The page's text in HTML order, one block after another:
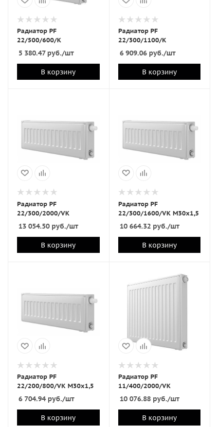
Радиатор PF
22/500/600/K
5 380.47руб./шт
В корзину
Радиатор PF
22/300/1100/K
6 909.06руб./шт
В корзину
Радиатор PF
22/300/2000/VK
13 054.50 руб./шт
В корзину
Радиатор PF
22/300/1600/VK M30x1,5
10 664.32руб./шт
В корзину
Радиатор PF
22/200/800/VK M30x1,5
6 704.94руб./шт
В корзину
Радиатор PF
11/400/2000/VK
10 076.88руб./шт
В корзину